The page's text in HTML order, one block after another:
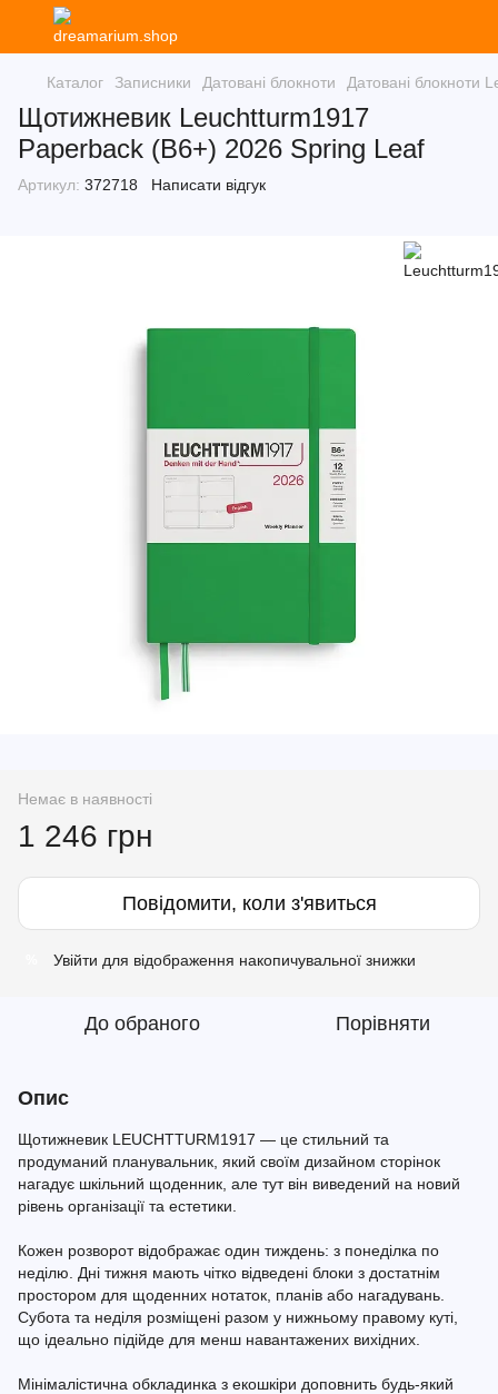
Каталог Записники Датовані блокноти Датовані блокноти
Щотижневик Leuchtturm1917
Paperback (B6+) 2026 Spring Leaf
Артикул: 372718 Написати відгук
Немає в наявності
1 246 грн
Повідомити, коли з'явиться
Увійти для відображення накопичувальної знижки
До обраного Порівняти
Опис
Щотижневик LEUCHTTURM1917 — це стильний та
продуманий планувальник, який своїм дизайном сторінок
нагадує шкільний щоденник, але тут він виведений на новий
рівень організації та естетики.
Кожен розворот відображає один тиждень: з понеділка по
неділю. Дні тижня мають чітко відведені блоки з достатнім
простором для щоденних нотаток, планів або нагадувань.
Субота та неділя розміщені разом у нижньому правому куті,
що ідеально підійде для менш навантажених вихідних.
Мінімалістична обкладинка з екошкіри доповнить будь-який